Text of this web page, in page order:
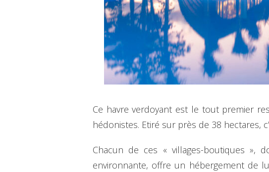
Ce havre verdoyant est le tout premier
hédonistes. Etiré sur près de 38 hectares,
Chacun de ces « villages-boutiques »,
environnante, offre un hébergement de